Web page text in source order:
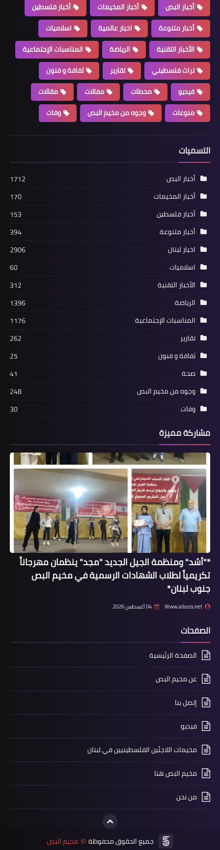
مقالات
بيارق الظل لمحمد سرور مشروع كتاب
جديد
أخبار فلسطين
*مسيرة حاشدة في مدينة بريمن
الألمانية استنكارا لاستمرار العدوان
الاسرائيلي على غزة والضفة*
أخبار البص
بالفيديو: ثالث المرحوم بإذن الله شادي عبد
الحفيظ عبد الحفيظ
محطات
الأونروا تواصل عملية التحقق الرقمي
للاجئي فلسطين في لبنان المستفيدين
من المساعدات النقدية
"الخوذ الزرقاء" الإيطالية تفتتح مشروع
إنارة عامة جديد في بلدة يانوح قضاء صور
أخبار البص أخبار المخيمات
أخبار فلسطين
أخبار متنوعة
اخبار عالمية
اسلاميات
الأخبار التقنية
الرياضة
المناسبات الإجتماعية
تراث فلسطيني
تقارير
ثفافة و فنون
فيديو
محطات مفالات
مقالات
منوعات
وجوه من مخيم البص وفات
التسميات
أخبار البص
1712
أخبار المخيمات
170
أخبار فلسطين
153
أخبار متنوعة
394
اخبار لبنان
2906
اسلاميات
60
الأخبار التقنية
312
الرياضة
1396
المناسبات الإجتماعية
1176
تقارير
262
ثفافة و فنون
25
صحة
41
وجوه من مخيم البص
248
وفات
30
مشاركة مميزة
*"أشد" ومنظمة الجيل الجديد "مجد" ينظمان مهرجاناً
تكريمياً لطلاب الشهادات الرسمية في مخيم البص
جنوب لبنان*
Www.albuss.net 04 أغسطس 2026
الصفحات
الصفحة الرئيسية
عن مخيم البص
إتصل بنا
فيديو
مخيمات اللاجئين الفلسطينيين في لبنان
مخيم البص هنا
من نحن
جميع الحقوق محفوظة © مخيم البص